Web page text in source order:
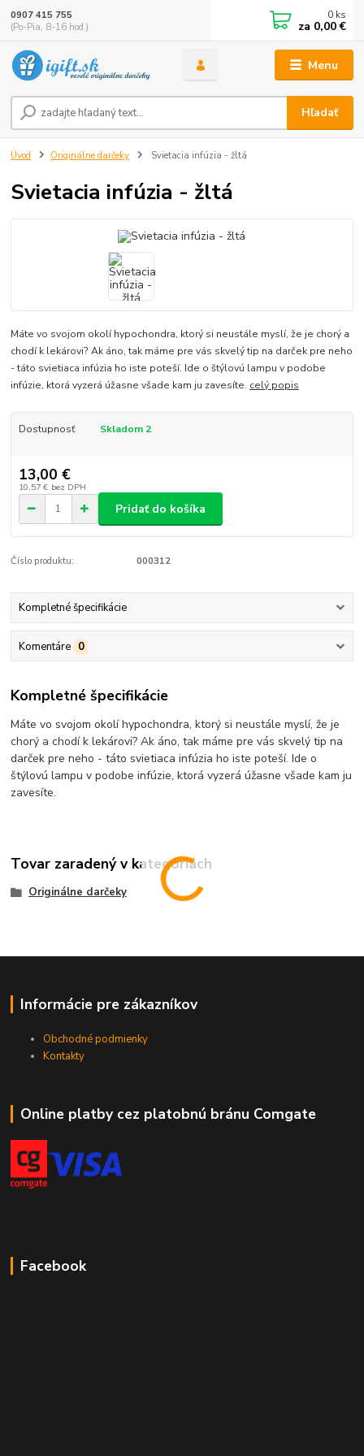
Menu
Hľadať
0907 415 755
(Po-Pia, 8-16 hod.)
0 ks
za 0,00 €
Úvod Originálne darčeky Svietacia infúzia - žltá
Svietacia infúzia - žltá
Máte vo svojom okolí hypochondra, ktorý si neustále myslí, že je chorý a
chodí k lekárovi? Ak áno, tak máme pre vás skvelý tip na darček pre neho
- táto svietiaca infúzia ho iste poteší. Ide o štýlovú lampu v podobe
infúzie, ktorá vyzerá úžasne všade kam ju zavesíte. celý popis
Dostupnosť Skladom 2
13,00 €
10,57 € bez DPH
Pridať do košíka
Číslo produktu: 000312
Kompletné špecifikácie
Komentáre 0
Kompletné špecifikácie
Máte vo svojom okolí hypochondra, ktorý si neustále myslí, že je
chorý a chodí k lekárovi? Ak áno, tak máme pre vás skvelý tip na
darček pre neho - táto svietiaca infúzia ho iste poteší. Ide o
štýlovú lampu v podobe infúzie, ktorá vyzerá úžasne všade kam ju
zavesíte.
Tovar zaradený v kategóriách
Originálne darčeky
Informácie pre zákazníkov
Obchodné podmienky
Kontakty
Online platby cez platobnú bránu Comgate
Facebook